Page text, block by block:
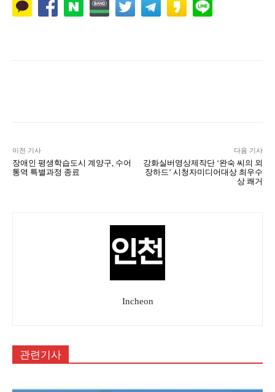
이전 기사
장애인 평생학습도시 계양구, 수어
통역 특별과정 종료
다음 기사
강화실버영상제작단 ‘완숙 씨의 외
장하드’ 시청자미디어대상 최우수
상 쾌거
Incheon
관련기사